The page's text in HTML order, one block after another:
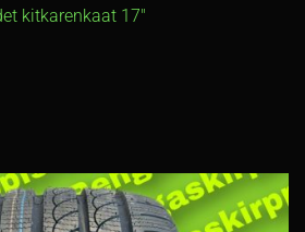
kitkarenkaat 17″